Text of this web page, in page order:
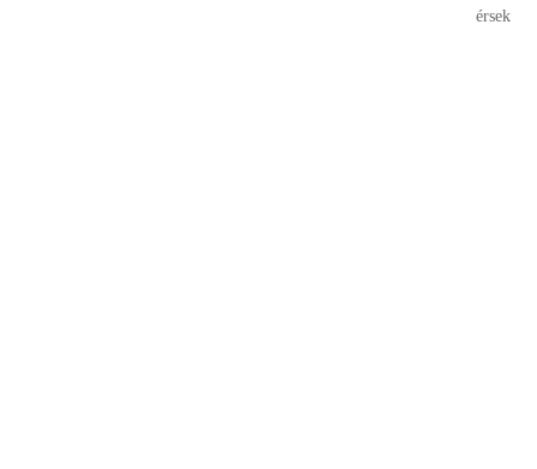
érsek